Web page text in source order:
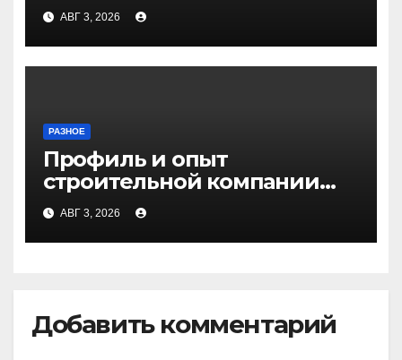
АВГ 3, 2026
РАЗНОЕ
Профиль и опыт
строительной компании
Медичи
АВГ 3, 2026
Добавить комментарий